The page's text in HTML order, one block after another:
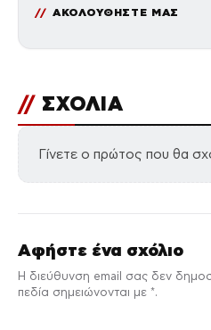
ΑΚΟΛΟΥΘΗΣΤΕ ΜΑΣ
// ΣΧΟΛΙΑ
Γίνετε ο πρώτος που θα
Αφήστε ένα σχόλιο
Η διεύθυνση email σας δεν
πεδία σημειώνονται με *.